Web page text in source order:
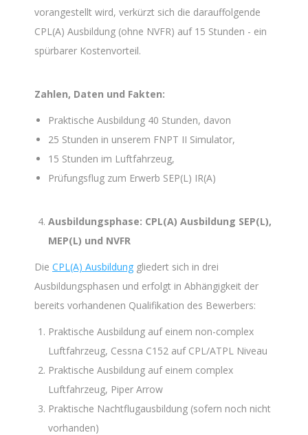
vorangestellt wird, verkürzt sich die darauffolgende
CPL(A) Ausbildung (ohne NVFR) auf 15 Stunden - ein
spürbarer Kostenvorteil.
Zahlen, Daten und Fakten:
Praktische Ausbildung 40 Stunden, davon
25 Stunden in unserem FNPT II Simulator,
15 Stunden im Luftfahrzeug,
Prüfungsflug zum Erwerb SEP(L) IR(A)
Ausbildungsphase: CPL(A) Ausbildung SEP(L),
MEP(L) und NVFR
Die CPL(A) Ausbildung gliedert sich in drei
Ausbildungsphasen und erfolgt in Abhängigkeit der
bereits vorhandenen Qualifikation des Bewerbers:
Praktische Ausbildung auf einem non-complex
Luftfahrzeug, Cessna C152 auf CPL/ATPL Niveau
Praktische Ausbildung auf einem complex
Luftfahrzeug, Piper Arrow
Praktische Nachtflugausbildung (sofern noch nicht
vorhanden)